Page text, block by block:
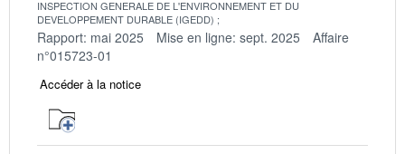
INSPECTION GENERALE DE L'ENVIRONNEMENT ET DU
DEVELOPPEMENT DURABLE (IGEDD)
Rapport: mai 2025 Mise en ligne: sept. 2025
Affaire
n°015723-01
Accéder à la notice